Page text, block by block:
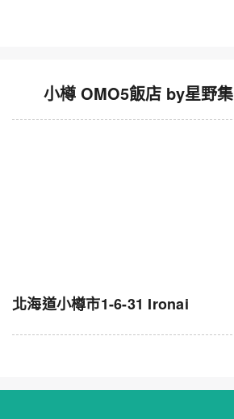
小樽 OMO5飯店 by星野
北海道小樽市1-6-31 Ironai